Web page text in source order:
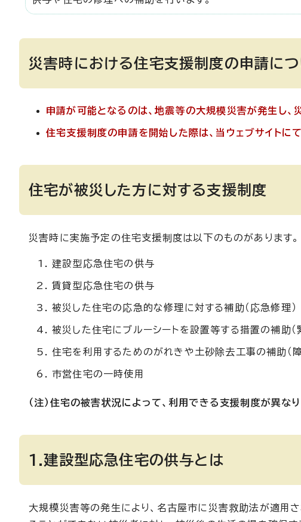
災害時における住宅支援制度の申請に
申請が可能となるのは、地震等の大規模災害が発生し、
住宅支援制度の申請を開始した際は、当ウェブサイトに
住宅が被災した方に対する支援制度
災害時に実施予定の住宅支援制度は以下のものがあります。
建設型応急住宅の供与
賃貸型応急住宅の供与
被災した住宅の応急的な修理に対する補助（応急修理）
被災した住宅にブルーシートを設置等する措置の補助（
住宅を利用するためのがれきや土砂除去工事の補助（
市営住宅の一時使用
（注）住宅の被害状況によって、利用できる支援制度が異なり
1.建設型応急住宅の供与とは
大規模災害等の発生により、名古屋市に災害救助法が適用